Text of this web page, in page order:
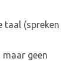
taal (spreken
geen